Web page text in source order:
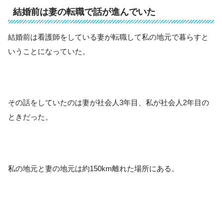
結婚前は妻の転職で話が進んでいた
結婚前は看護師をしている妻が転職して私の地元で暮らすと
いうことになっていた。
その話をしていたのは妻が社会人3年目、私が社会人2年目の
ときだった。
私の地元と妻の地元は約150km離れた場所にある。